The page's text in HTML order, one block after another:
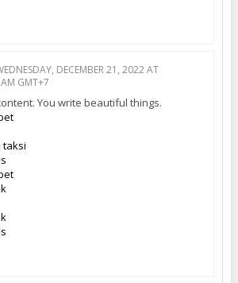
DECEMBER 21, 2022 AT
GMT+7
You write beautiful things.
taksi